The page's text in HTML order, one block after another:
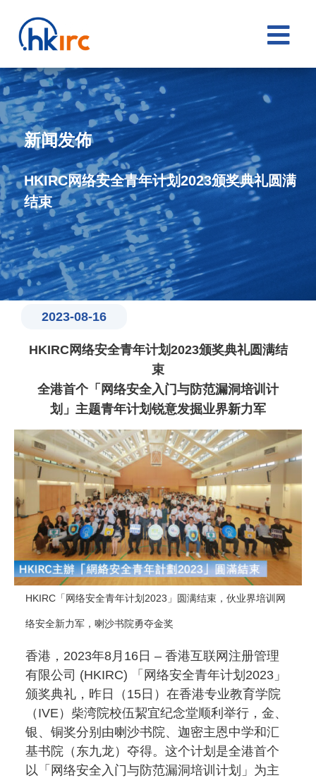

新闻发佈
HKIRC网络安全青年计划2023颁奖典礼圆满
结束
2023-08-16
HKIRC网络安全青年计划2023颁奖典礼圆满结
束
全港首个「网络安全入门与防范漏洞培训计
划」主题青年计划锐意发掘业界新力军
HKIRC「网络安全青年计划2023」圆满结束，伙业界培训网
络安全新力军，喇沙书院勇夺金奖
香港，2023年8月16日 – 香港互联网注册管理
有限公司 (HKIRC) 「网络安全青年计划2023」
颁奖典礼，昨日（15日）在香港专业教育学院
（IVE）柴湾院校伍絜宜纪念堂顺利举行，金、
银、铜奖分别由喇沙书院、迦密主恩中学和汇
基书院（东九龙）夺得。这个计划是全港首个
以「网络安全入门与防范漏洞培训计划」为主